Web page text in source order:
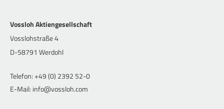
Vossloh Aktiengesellschaft
Vosslohstraße 4
D-58791 Werdohl
Telefon: +49 (0) 2392 52-0
E-Mail: info@vossloh.com